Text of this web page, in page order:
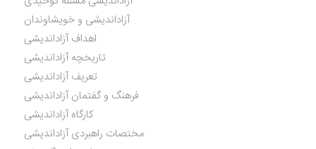
آزاداندیشی و خویشاوندان
اهداف آزاداندیشی
تاریخچه آزاداندیشی
تعریف آزاداندیشی
فرهنگ و گفتمان آزاداندیشی
کارگاه آزاداندیشی
مختصات راهبردی آزاداندیشی